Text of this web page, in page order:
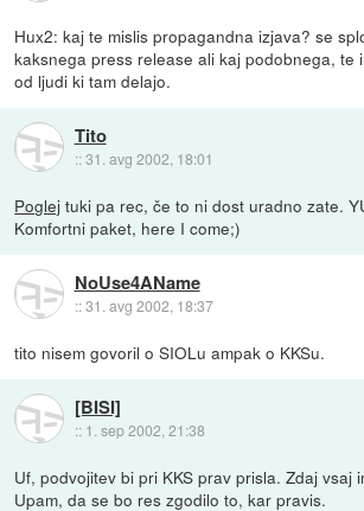
Hux2: kaj te mislis propagandna izjava? se
kaksnega press release ali kaj podobnega, te
od ljudi ki tam delajo.
Tito
::31. avg 2002, 18:01
Poglej tuki pa rec, če to ni dost uradno zate.
Komfortni paket, here I come;)
NoUse4AName
::31. avg 2002, 18:37
tito nisem govoril o SIOLu ampak o KKSu.
[BISI]
:: 1. sep 2002, 21:38
Uf, podvojitev bi pri KKS prav prisla. Zdaj vsaj
Upam, da se bo res zgodilo to, kar pravis.